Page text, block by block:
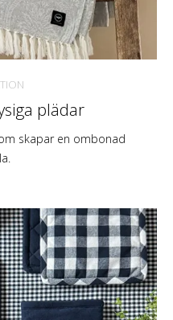
plädar
skapar en ombonad